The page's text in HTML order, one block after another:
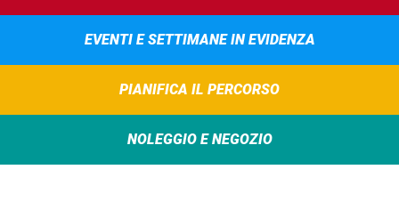
EVENTI E SETTIMANE IN EVIDENZA
PIANIFICA IL PERCORSO
NOLEGGIO E NEGOZIO